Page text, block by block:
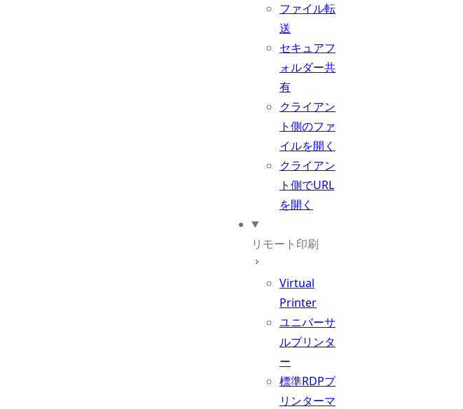
ファイル転
送
セキュアフ
ォルダー共
有
クライアン
ト側のファ
イルを開く
クライアン
ト側でURL
を開く
リモート印刷
Virtual
Printer
ユニバーサ
ルプリンタ
ー
標準RDPプ
リンターマ